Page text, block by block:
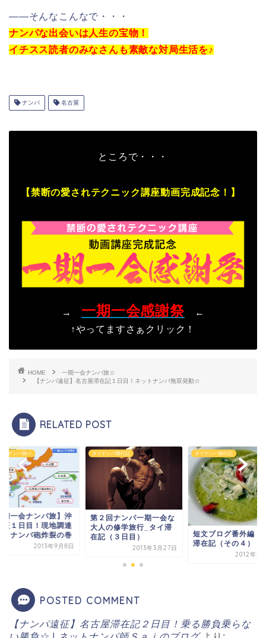
――そんなこんなで・・・
ナンパな出会いは人生の宝物！
イチスス読者のみなさんも素敵な対局生活を♪
ナンパ 名古屋
ところで・・・
【禁断の愛されテクニック講座動画完成記念！】
→ 一期一会感謝祭←
↑やってますさぁクリック！
HOME
一期一会ナンパ旅☆
【ナンパ遠征】名古屋滞在記１日目！ネットナンパ無双発動☆
RELATED POST
会ナンパ旅☆
期一会ナンパ旅】沖
征１日目！現地調達
トナンパ砲炸裂の巻
2013年9月8日
タイナンパ旅行記
第２回ナンパ一期一会な
大人の修学旅行_タイ滞
在記（３日目）
2013年3月27日
タイナンパ旅行記
短文ブログ番外編：
滞在記（その４）
2012年3
POSTED COMMENT
【ナンパ遠征】名古屋滞在記２日目！乗る勝負乗らな